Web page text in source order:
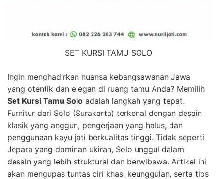
SET KURSI TAMU SOLO
Ingin menghadirkan nuansa kebangsawanan Jawa
yang otentik dan elegan di ruang tamu Anda? Memilih
Set Kursi Tamu Solo adalah langkah yang tepat.
Furnitur dari Solo (Surakarta) terkenal dengan desain
klasik yang anggun, pengerjaan yang halus, dan
penggunaan kayu jati berkualitas tinggi. Tidak seperti
Jepara yang dominan ukiran, Solo unggul dalam
desain yang lebih struktural dan berwibawa. Artikel ini
akan mengupas tuntas ciri khas, keunggulan, serta tips